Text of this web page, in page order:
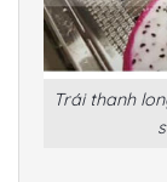
Trái thanh